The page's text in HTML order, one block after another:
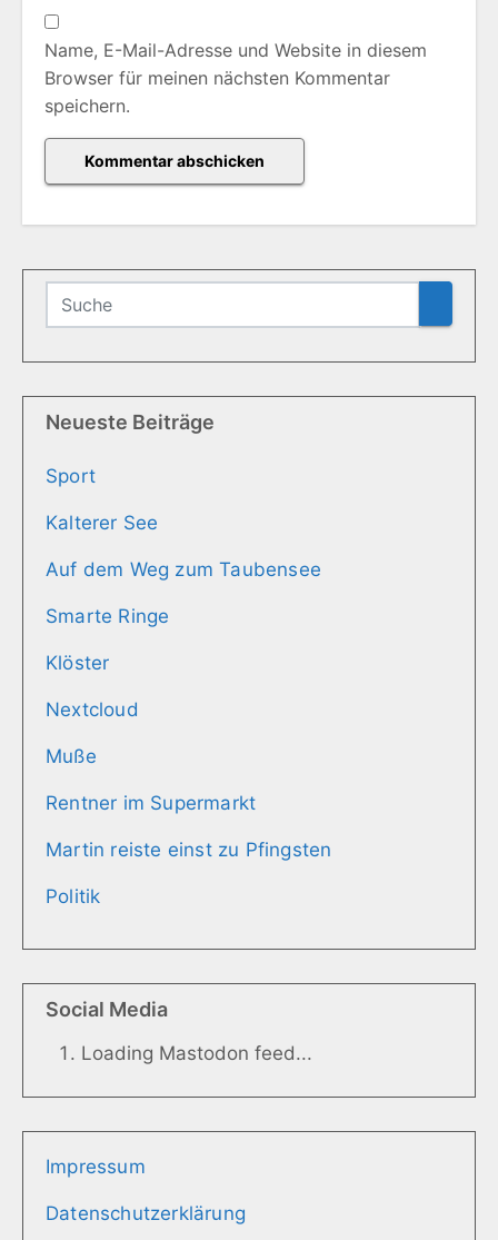
Name, E-Mail-Adresse und Website in diesem
Browser für meinen nächsten Kommentar
speichern.
Neueste Beiträge
Sport
Kalterer See
Auf dem Weg zum Taubensee
Smarte Ringe
Klöster
Nextcloud
Muße
Rentner im Supermarkt
Martin reiste einst zu Pfingsten
Politik
Social Media
Loading Mastodon feed...
Impressum
Datenschutzerklärung